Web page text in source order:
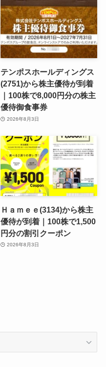
テンポスホールディングス
(2751)から株主優待が到着
｜100株で8,000円分の株主
優待御食事券
2026年8月3日
Ｈａｍｅｅ(3134)から株主
優待が到着｜100株で1,500
円分の割引クーポン
2026年8月3日